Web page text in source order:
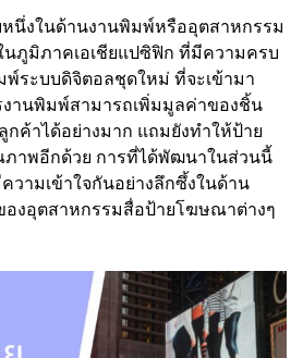
นึ่งในด้านงานพิมพ์หรืออุตสาหกรรม
ภูมิภาคเอเชียแปซิฟิก ที่มีความครบ
ระบบดิจิตอลชุดใหม่ ที่จะเข้ามา
งานพิมพ์สามารถเพิ่มมูลค่าของชิ้น
กค้าได้อย่างมาก แถมยังทำให้ป้าย
าพอีกด้วย การที่ได้พัฒนาในส่วนนี้
วามเข้าใจกันอย่างลึกซึ้งในด้าน
งอุตสาหกรรมสื่อป้ายโฆษณาต่างๆ